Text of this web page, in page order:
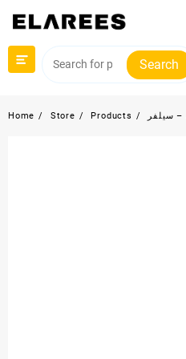
Search
Home Store Products